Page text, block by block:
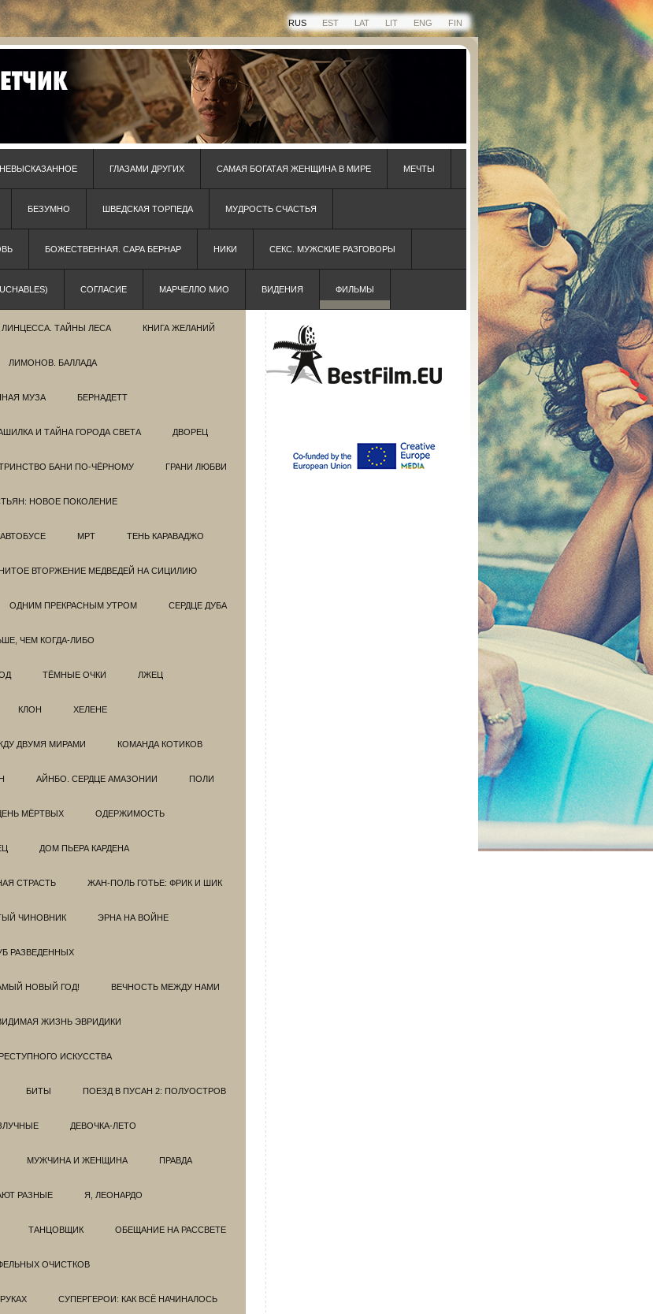
RUS EST LAT LIT ENG FIN
НЕВЫСКАЗАННОЕ ГЛАЗАМИ ДРУГИХ САМАЯ БОГАТАЯ ЖЕНЩИНА В МИРЕ МЕЧТЫ
БЕЗУМНО ШВЕДСКАЯ ТОРПЕДА МУДРОСТЬ СЧАСТЬЯ
БОЖЕСТВЕННАЯ. САРА БЕРНАР НИКИ СЕКС. МУЖСКИЕ РАЗГОВОРЫ
СОГЛАСИЕ МАРЧЕЛЛО МИО ВИДЕНИЯ ФИЛЬМЫ
ЛИНЦЕССА. ТАЙНЫ ЛЕСА КНИГА ЖЕЛАНИЙ
ЛИМОНОВ. БАЛЛАДА
МУЗА БЕРНАДЕТТ
И ТАЙНА ГОРОДА СВЕТА ДВОРЕЦ
БАНИ ПО-ЧЁРНОМУ ГРАНИ ЛЮБВИ
НОВОЕ ПОКОЛЕНИЕ
МРТ ТЕНЬ КАРАВАДЖО
ВТОРЖЕНИЕ МЕДВЕДЕЙ НА СИЦИЛИЮ
ОДНИМ ПРЕКРАСНЫМ УТРОМ СЕРДЦЕ ДУБА
ЧЕМ КОГДА-ЛИБО
ТЁМНЫЕ ОЧКИ ЛЖЕЦ
КЛОН ХЕЛЕНЕ
ДВУМЯ МИРАМИ КОМАНДА КОТИКОВ
АЙНБО. СЕРДЦЕ АМАЗОНИИ ПОЛИ
МЁРТВЫХ ОДЕРЖИМОСТЬ
ДОМ ПЬЕРА КАРДЕНА
СТРАСТЬ ЖАН-ПОЛЬ ГОТЬЕ: ФРИК И ШИК
ЧИНОВНИК ЭРНА НА ВОЙНЕ
РАЗВЕДEННЫХ
НОВЫЙ ГОД! ВЕЧНОСТЬ МЕЖДУ НАМИ
ЖИЗНЬ ЭВРИДИКИ
ИСКУССТВА
БИТЫ ПОЕЗД В ПУСАН 2: ПОЛУОСТРОВ
ДЕВОЧКА-ЛЕТО
МУЖЧИНА И ЖЕНЩИНА ПРАВДА
РАЗНЫЕ Я, ЛЕОНАРДО
ТАНЦОВЩИК ОБЕЩАНИЕ НА РАССВЕТЕ
ОЧИСТКОВ
СУПЕРГЕРОИ: КАК ВСЁ НАЧИНАЛОСЬ